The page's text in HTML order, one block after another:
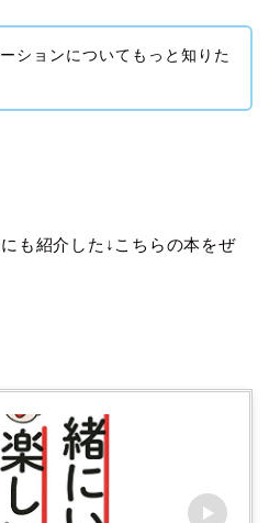
ションについてもっと知りた
も紹介した↓こちらの本をぜ